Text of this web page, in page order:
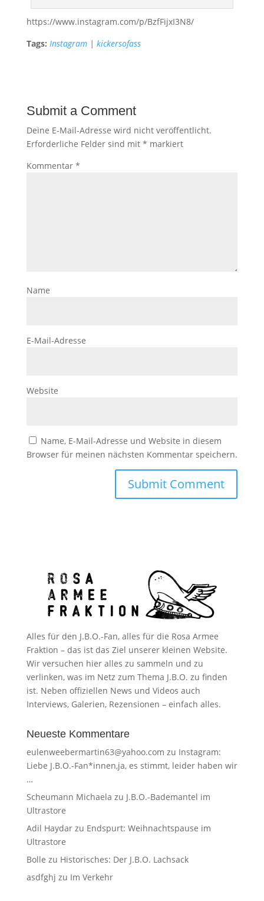
https://www.instagram.com/p/BzfFijxI3N8/
Tags: Instagram| kickersofass
Submit a Comment
Deine E-Mail-Adresse wird nicht veröffentlicht.
Erforderliche Felder sind mit * markiert
Kommentar *
Name
E-Mail-Adresse
Website
Name, E-Mail-Adresse und Website in diesem
Browser für meinen nächsten Kommentar speichern.
Alles für den J.B.O.-Fan, alles für die Rosa Armee
Fraktion – das ist das Ziel unserer kleinen Website.
Wir versuchen hier alles zu sammeln und zu
verlinken, was im Netz zum Thema J.B.O. zu finden
ist. Neben offiziellen News und Videos auch
Interviews, Galerien, Rezensionen – einfach alles.
Neueste Kommentare
eulenweebermartin63@yahoo.com zu Instagram:
Liebe J.B.O.-Fan*innen,ja, es stimmt, leider haben wir
…
Scheumann Michaela zu J.B.O.-Bademantel im
Ultrastore
Adil Haydarzu Endspurt: Weihnachtspause im
Ultrastore
Bolle zu Historisches: Der J.B.O. Lachsack
asdfghj zu Im Verkehr